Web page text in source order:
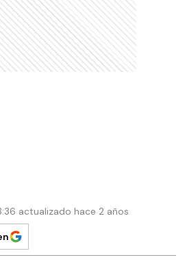
actualizado hace 2 años